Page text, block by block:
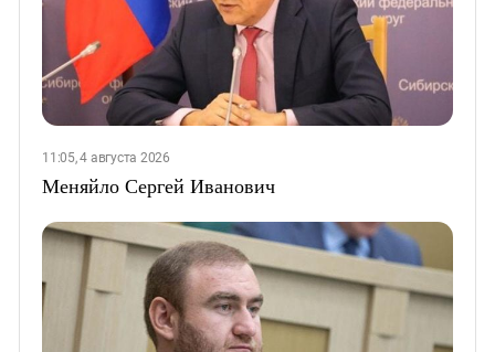
11:05, 4 августа 2026
Меняйло Сергей Иванович